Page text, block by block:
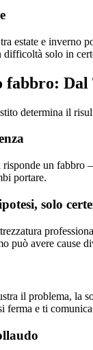
estate e inverno
solo in
Dal
determina il
un
portare.
solo
può avere cause
il problema, la
ferma e ti